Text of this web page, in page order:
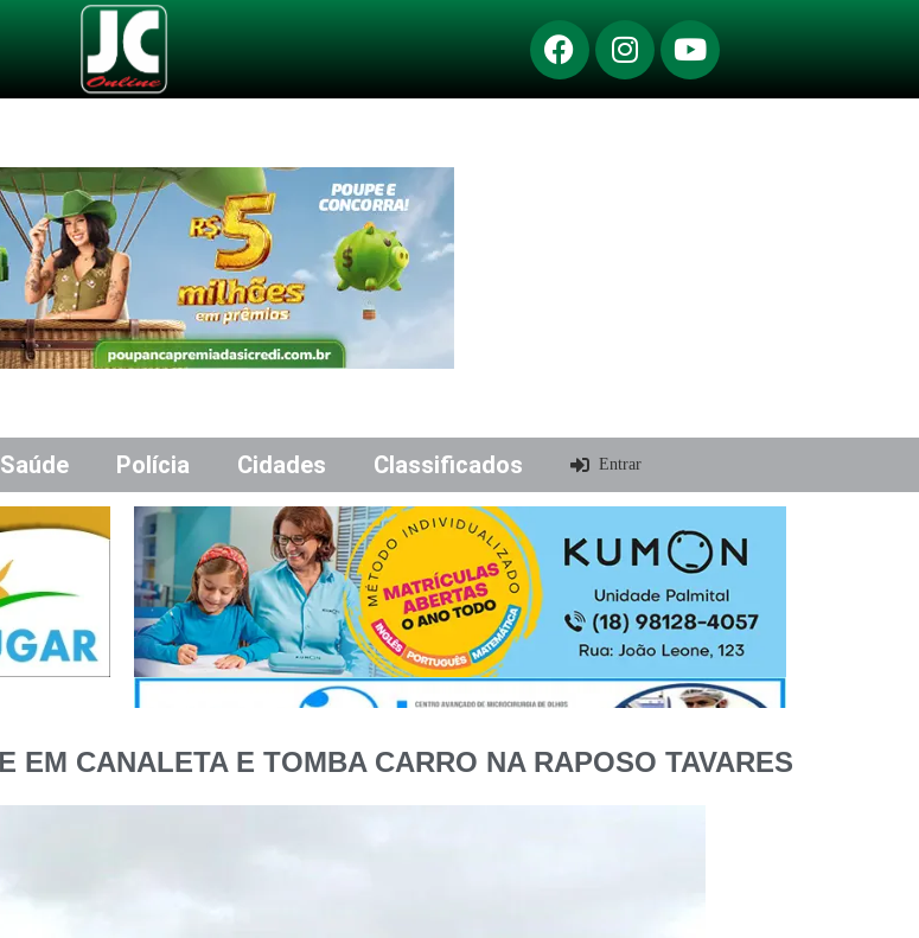
Saúde Polícia Cidades Classificados Entrar
EM CANALETA E TOMBA CARRO NA RAPOSO TAVARES